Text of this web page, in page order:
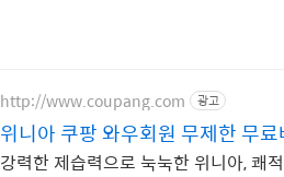
http://www.coupang.com 광고
위니아 쿠팡 와우회원 무제한 무료
강력한 제습력으로 눅눅한 위니아, 쾌